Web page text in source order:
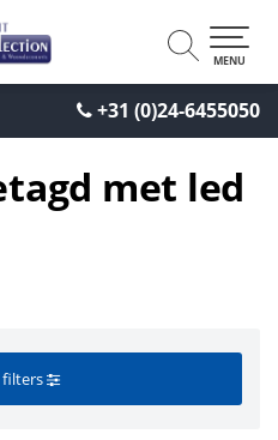
+31 (0)24-6455050
MENU
met led